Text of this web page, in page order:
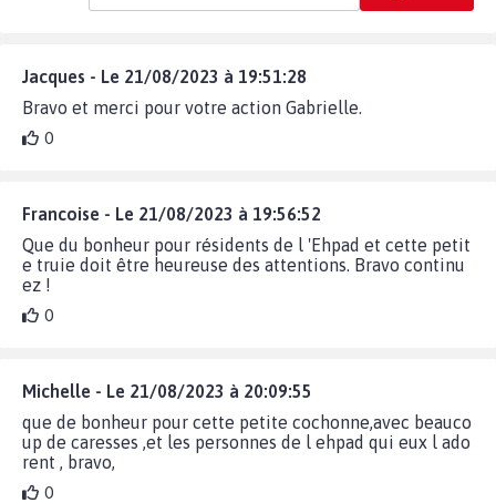
Jacques - Le 21/08/2023 à 19:51:28
Bravo et merci pour votre action Gabrielle.
0
Francoise - Le 21/08/2023 à 19:56:52
Que du bonheur pour résidents de l 'Ehpad et cette petit
e truie doit être heureuse des attentions. Bravo continu
ez !
0
Michelle - Le 21/08/2023 à 20:09:55
que de bonheur pour cette petite cochonne,avec beauco
up de caresses ,et les personnes de l ehpad qui eux l ado
rent , bravo,
0